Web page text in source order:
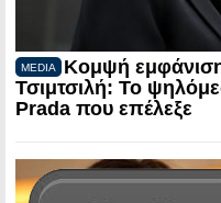
MEDIA
Κομψή εμφάνιση
Τσιμτσιλή: Το
Prada που επέλεξε